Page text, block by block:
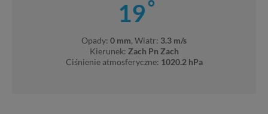
19°
Opady: 0 mm, Wiatr: 3.3 m/s
Kierunek: Zach Pn Zach
Ciśnienie atmosferyczne: 1020.2 hPa